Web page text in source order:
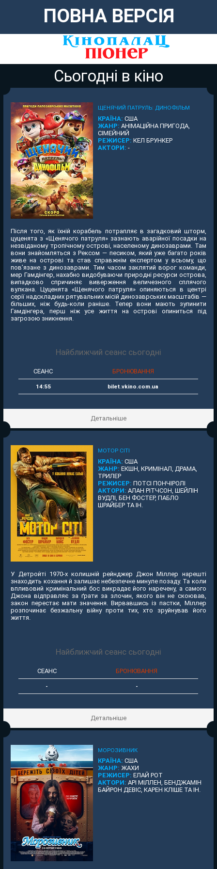
ПОВНА ВЕРСІЯ
Сьогодні в кіно
ЩЕНЯЧИЙ ПАТРУЛЬ: ДИНОФІЛЬМ
КРАЇНА: США
ЖАНР: АНІМАЦІЙНА ПРИГОДА,
СІМЕЙНИЙ
РЕЖИСЕР: КЕЛ БРУНКЕР
АКТОРИ: -
Після того, як їхній корабель потрапляє в загадковий шторм,
цуценята з «Щенячого патруля» зазнають аварійної посадки на
незвіданому тропічному острові, населеному динозаврами. Там
вони знайомляться з Рексом — песиком, який уже багато років
живе на острові та став справжнім експертом у всьому, що
пов’язане з динозаврами. Тим часом заклятий ворог команди,
мер Гамдінгер, нахабно видобуваючи природні ресурси острова,
випадково спричиняє виверження величезного сплячого
вулкана. Цуценята «Щенячого патруля» опиняються в центрі
серії надскладних рятувальних місій динозаврських масштабів —
більших, ніж будь-коли раніше. Тепер вони мають зупинити
Гамдінгера, перш ніж усе життя на острові опиниться під
загрозою зникнення.
Найближчий сеанс сьогодні
СЕАНС БРОНЮВАННЯ
14:55 bilet.vkino.com.ua
Детальніше
МОТОР СІТІ
КРАЇНА: США
ЖАНР: ЕКШН, КРИМІНАЛ, ДРАМА,
ТРИЛЕР
РЕЖИСЕР: ПОТСІ ПОНЧІРОЛІ
АКТОРИ: АЛАН РІТЧСОН, ШЕЙЛІН
ВУДЛІ, БЕН ФОСТЕР, ПАБЛО
ШРАЙБЕР ТА ІН.
У Детройті 1970-х колишній рейнджер Джон Міллер нарешті
знаходить кохання й залишає небезпечне минуле позаду. Та коли
впливовий кримінальний бос викрадає його наречену, а самого
Джона відправляє за ґрати за злочин, якого він не скоював,
закон перестає мати значення. Вирвавшись із пастки, Міллер
розпочинає безжальну війну проти тих, хто зруйнував його
життя.
Найближчий сеанс сьогодні
СЕАНС БРОНЮВАННЯ
- -
Детальніше
МОРОЗИВНИК
КРАЇНА: США
ЖАНР: ЖАХИ
РЕЖИСЕР: ЕЛАЙ РОТ
АКТОРИ: АРІ МІЛЛЕН, БЕНДЖАМІН
БАЙРОН ДЕВІС, КАРЕН КЛІШЕ ТА ІН.